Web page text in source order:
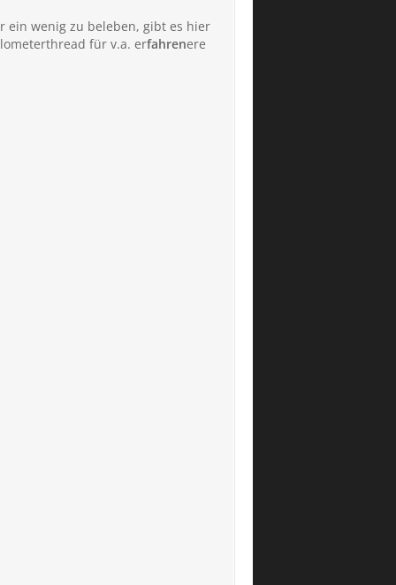
ein wenig zu beleben, gibt es hier
für v.a. erfahrenere